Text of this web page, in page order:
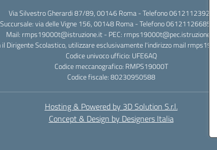
Via Silvestro Gherardi 87/89, 00146 Roma - Telefono 06121123925
Succursale: via delle Vigne 156, 00148 Roma - Telefono 06121126685/86
Mail: rmps19000t@istruzione.it - PEC: rmps19000t@pec.istruzione.it
il Dirigente Scolastico, utilizzare esclusivamente l'indirizzo mail
Codice univoco ufficio: UFE6AQ
Codice meccanografico: RMPS19000T
Codice fiscale: 80230950588
Hosting & Powered by 3D Solution S.r.l.
Concept & Design by Designers Italia